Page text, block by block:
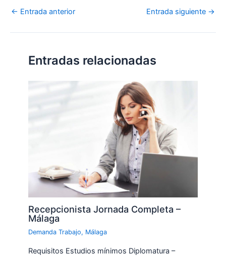
← Entrada anterior Entrada siguiente →
Entradas relacionadas
Recepcionista Jornada Completa –
Málaga
Demanda Trabajo, Málaga
Requisitos Estudios mínimos Diplomatura –